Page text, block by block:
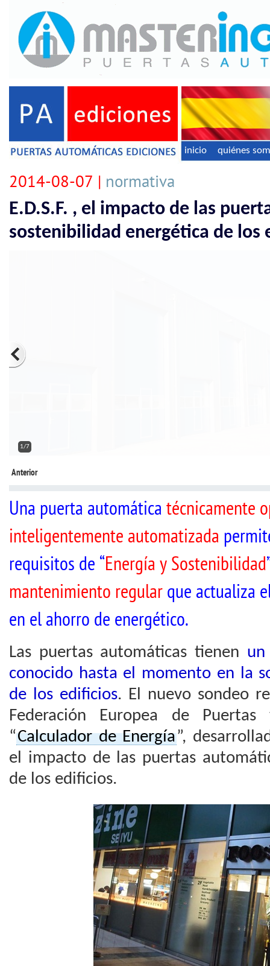
inicio quiénes
2014-08-07 | normativa
E.D.S.F. , el impacto de las
sostenibilidad energética de los
2/7
Anterior
Una puerta automáticatécnicamente
inteligentemente automatizada
requisitos de “Energía y Sostenibilidad
mantenimiento regularque actualiza
en el ahorro de energético.
Las puertas automáticas tienen
conocido hasta el momento en la
de los edificios. El nuevo sondeo
Federación Europea de
“Calculador de Energía”,
el impacto de las puertas
de los edificios.